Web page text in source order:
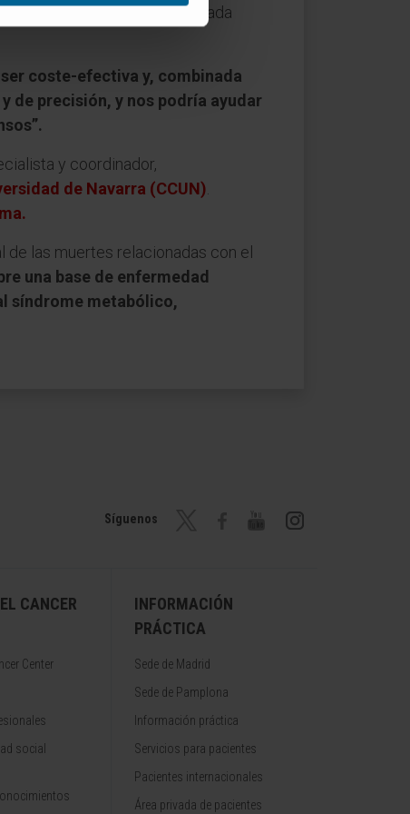
genéticas únicas de cada
coste-efectiva y, combinada
de precisión, y nos podría ayudar
y coordinador,
de Navarra (CCUN).
las muertes relacionadas con el
una base de enfermedad
síndrome metabólico,
Síguenos
CANCER
Center
social
INFORMACIÓN
PRÁCTICA
Sede de Madrid
Sede de Pamplona
Información práctica
Servicios para pacientes
Pacientes internacionales
Área privada de pacientes